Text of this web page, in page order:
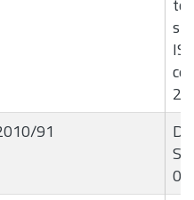
91